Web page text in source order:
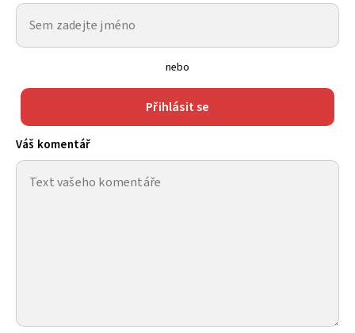
nebo
Přihlásit se
Váš komentář